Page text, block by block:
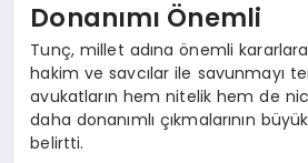
Donanımı Önemli
Tunç, millet adına önemli
hakim ve savcılar ile savunmayı
avukatların hem nitelik hem de
daha donanımlı çıkmalarının
belirtti.